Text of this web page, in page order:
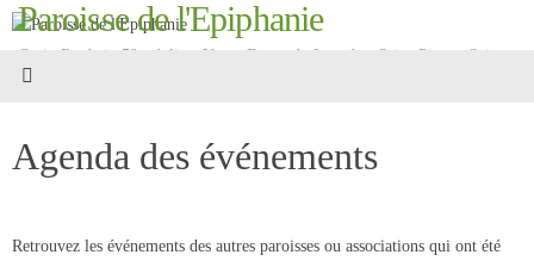
Passer
contenu
Paroisse de l'Epiphanie
Croix Roubaix 59 - églises Notre-Dame-de-Lourdes, Saint-Pierre, Saint-
Martin
Agenda des événements
Retrouvez les événements des autres paroisses ou associations qui ont été